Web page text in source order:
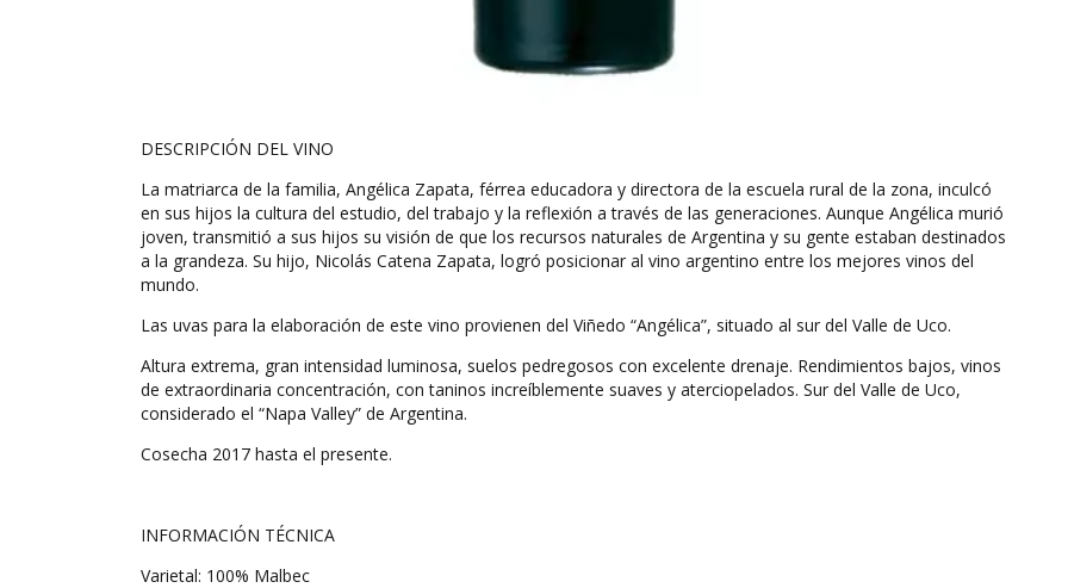
DESCRIPCIÓN DEL VINO
La matriarca de la familia, Angélica Zapata, férrea educadora y directora de la escuela rural de la zona, inculcó
en sus hijos la cultura del estudio, del trabajo y la reflexión a través de las generaciones. Aunque Angélica murió
joven, transmitió a sus hijos su visión de que los recursos naturales de Argentina y su gente estaban destinados
a la grandeza. Su hijo, Nicolás Catena Zapata, logró posicionar al vino argentino entre los mejores vinos del
mundo.
Las uvas para la elaboración de este vino provienen del Viñedo “Angélica”, situado al sur del Valle de Uco.
Altura extrema, gran intensidad luminosa, suelos pedregosos con excelente drenaje. Rendimientos bajos, vinos
de extraordinaria concentración, con taninos increíblemente suaves y aterciopelados. Sur del Valle de Uco,
considerado el “Napa Valley” de Argentina.
Cosecha 2017 hasta el presente.
INFORMACIÓN TÉCNICA
Varietal: 100% Malbec